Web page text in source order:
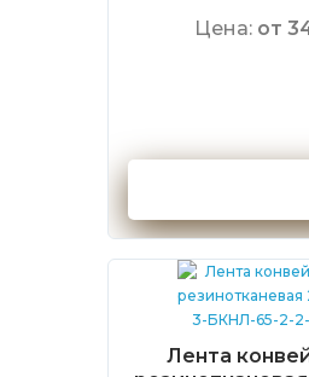
Цена: от
Лента